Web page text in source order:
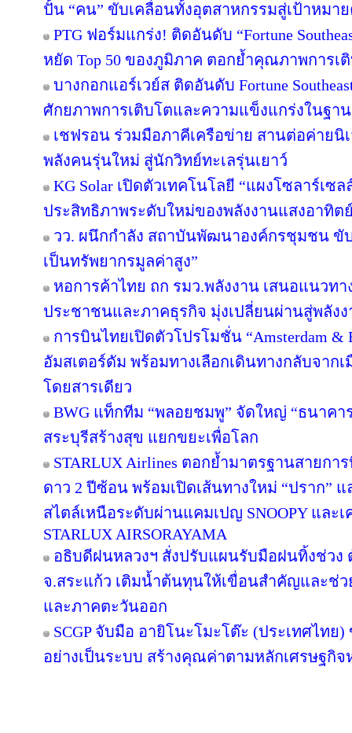
ปั้น “คน” ขับเคลื่อนทั้งอุตสาหกรรมสู่เป้าหมา
PTG ฟอร์มแกร่ง! ติดอันดับ “Fortune
หยัด Top 50 ของภูมิภาค ตอกย้ำคุณภาพการเ
บางกอกแอร์เวย์ส ติดอันดับ Fortune
ศักยภาพการเติบโตและความแข็งแกร่งในฐ
เชฟรอน ร่วมมือภาคีเครือข่าย สานต่อค่ายนิ
พลังคนรุ่นใหม่ สู่นักวิทย์ทะเลรุ่นเยาว์
KG Solar เปิดตัวเทคโนโลยี “แผงโซลาร์เซ
ประสิทธิภาพระดับใหม่ของพลังงานแสงอาทิต
วว. ผนึกกำลัง สถาบันพัฒนาองค์กรชุมชน ขั
เป็นทรัพยากรมูลค่าสูง”
หอการค้าไทย ถก รมว.พลังงาน เสนอแนวท
ประชาชนและภาคธุรกิจ มุ่งเปลี่ยนผ่านสู่พลัง
การบินไทยเปิดตัวโปรโมชั่น “Amsterdam &
อัมสเตอร์ดัม พร้อมทางเลือกเดินทางกลับจาก
โดยสารเดียว
BWG แท็กทีม “พลอยชมพู” จัดใหญ่ “ธนาคา
สระบุรีสร้างสุข แยกขยะเพื่อโลก
STARLUX Airlines ตอกย้ำมาตรฐานสายกา
ดาว 2 ปีซ้อน พร้อมเปิดเส้นทางใหม่ “ปราก”
สไตล์เหนือระดับผ่านแคมเปญ SNOOPY และ
STARLUX AIRSORAYAMA
อธิบดีฝนหลวงฯ สั่งปรับแผนรับมือฝนทิ้งช่วง
จ.สระแก้ว เติมน้ำต้นทุนให้เขื่อนสำคัญและช่ว
และภาคตะวันออก
SCGP จับมือ อายิโนะโมะโต๊ะ (ประเทศไทย
อย่างเป็นระบบ สร้างคุณค่าตามหลักเศรษฐกิจ